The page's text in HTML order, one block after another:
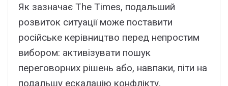
Як зазначає The Times, подальший
розвиток ситуації може поставити
російське керівництво перед непростим
вибором: активізувати пошук
переговорних рішень або, навпаки, піти на
подальшу ескалацію конфлікту.